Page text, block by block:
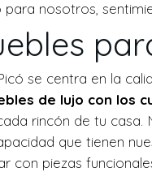
nosotros,
se centra en la
de lujo con los
rincón de tu
que tienen
con piezas